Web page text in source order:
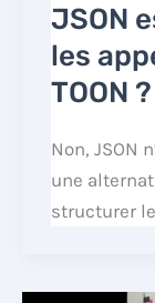
JSON
les
TOON ?
Non, JSON
une
structurer